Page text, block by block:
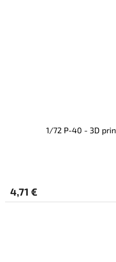
1/72 P-40 - 3D
4,71 €